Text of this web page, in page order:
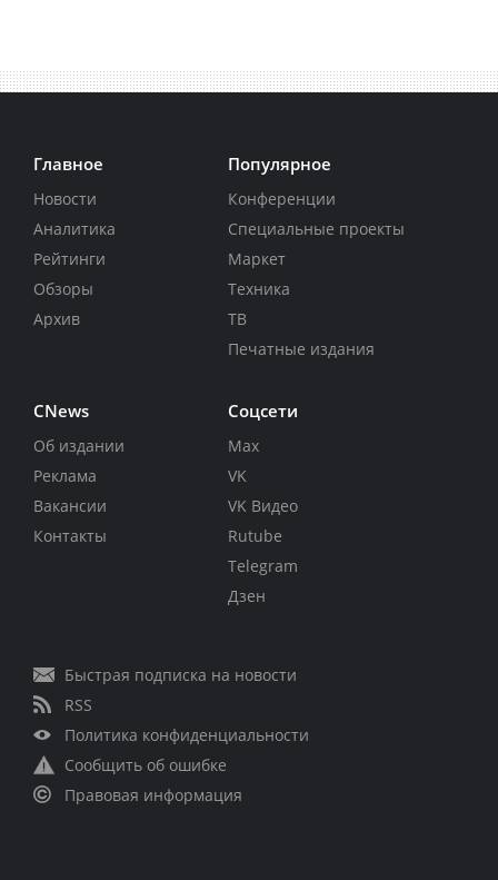
Главное
Новости
Аналитика
Рейтинги
Обзоры
Архив
Популярное
Конференции
Специальные проекты
Маркет
Техника
ТВ
Печатные издания
CNews
Об издании
Реклама
Вакансии
Контакты
Соцсети
Max
VK
VK Видео
Rutube
Telegram
Дзен
Быстрая подписка на новости
RSS
Политика конфиденциальности
Сообщить об ошибке
Правовая информация